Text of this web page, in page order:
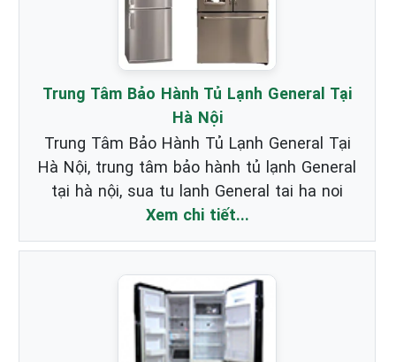
Trung Tâm Bảo Hành Tủ Lạnh General Tại
Hà Nội
Trung Tâm Bảo Hành Tủ Lạnh General Tại
Hà Nội, trung tâm bảo hành tủ lạnh General
tại hà nội, sua tu lanh General tai ha noi
Xem chi tiết...